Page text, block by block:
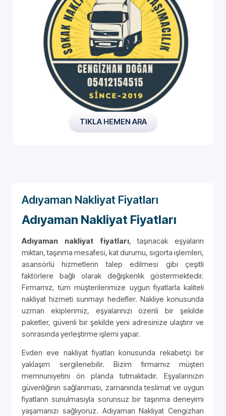
TIKLA HEMEN ARA
Adıyaman Nakliyat Fiyatları
Adıyaman Nakliyat Fiyatları
Adıyaman nakliyat fiyatları, taşınacak eşyaların
miktarı, taşınma mesafesi, kat durumu, sigorta işlemleri,
asansörlü hizmetlerin talep edilmesi gibi çeşitli
faktörlere bağlı olarak değişkenlik göstermektedir.
Firmamız, tüm müşterilerimize uygun fiyatlarla kaliteli
nakliyat hizmeti sunmayı hedefler. Nakliye konusunda
uzman ekiplerimiz, eşyalarınızı özenli bir şekilde
paketler, güvenli bir şekilde yeni adresinize ulaştırır ve
sonrasında yerleştirme işlemi yapar.
Evden eve nakliyat fiyatları konusunda rekabetçi bir
yaklaşım sergilenebilir. Bizim firmamız müşteri
memnuniyetini ön planda tutmaktadır. Eşyalarınızın
güvenliğinin sağlanması, zamanında teslimat ve uygun
fiyatların sunulmasıyla sorunsuz bir taşınma deneyimi
yaşamanızı sağlıyoruz. Adıyaman Nakliyat Cengizhan